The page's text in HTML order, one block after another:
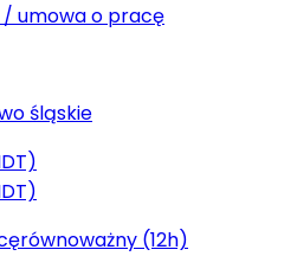
/ umowa o pracę
śląskie
równoważny (12h)